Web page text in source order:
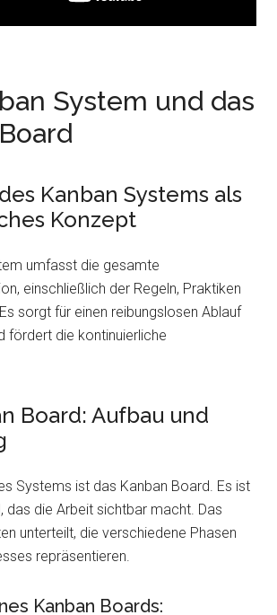
System und das
Kanban Systems als
Konzept
umfasst die gesamte
einschließlich der Regeln, Praktiken
sorgt für einen reibungslosen Ablauf
fördert die kontinuierliche
Board: Aufbau und
Systems ist das Kanban Board. Es ist
das die Arbeit sichtbar macht. Das
unterteilt, die verschiedene Phasen
repräsentieren.
Kanban Boards: